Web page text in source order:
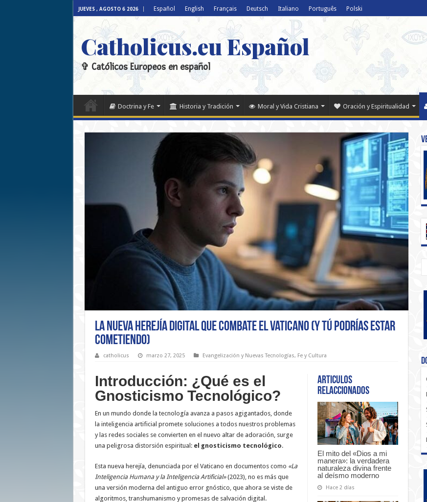
JUEVES , AGOSTO 6 2026 Español English Français Deutsch Italiano Português Polski
Catholicus.eu Español
✞ Católicos Europeos en español
Doctrina y Fe Historia y Tradición Moral y Vida Cristiana Oración y Espiritualidad
La Nueva Herejía Digital que Combate el Vaticano (Y Tú Podrías Estar
Cometiendo)
catholicus marzo 27, 2025 Evangelización y Nuevas Tecnologías, Fe y Cultura
Articulos
relaccionados
El mito del «Dios a mi
manera»: la verdadera
naturaleza divina frente
al deísmo moderno
Hace 2 días
Introducción: ¿Qué es el
Gnosticismo Tecnológico?
En un mundo donde la tecnología avanza a pasos agigantados, donde
la inteligencia artificial promete soluciones a todos nuestros problemas
y las redes sociales se convierten en el nuevo altar de adoración, surge
una peligrosa distorsión espiritual: el gnosticismo tecnológico.
Esta nueva herejía, denunciada por el Vaticano en documentos como «La
Inteligencia Humana y la Inteligencia Artificial»(2023), no es más que
una versión moderna del antiguo error gnóstico, que ahora se viste de
algoritmos, transhumanismo y promesas de salvación digital.